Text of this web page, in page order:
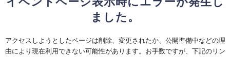
ました。
アクセスしようとしたページは削除、変更されたか、公開準備中などの理
由により現在利用できない可能性があります。お手数ですが、下記のリン